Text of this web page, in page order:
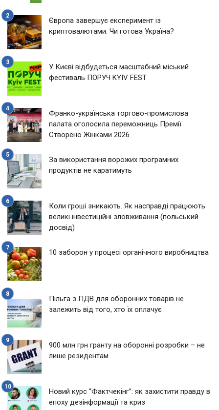
Європа завершує експеримент із
криптовалютами. Чи готова Україна?
У Києві відбудеться масштабний міський
фестиваль ПОРУЧ KYIV FEST
Франко-українська торгово-промислова
палата оголосила переможниць Премії
Створено Жінками 2026
За використання ворожих програмних
продуктів не каратимуть
Коли гроші зникають. Як насправді працюють
великі інвестиційні зловживання (польський
досвід)
10 заборон у процесі органічного виробництва
Пільга з ПДВ для оборонних товарів не
залежить від того, хто їх оплачує
900 млн грн гранту на оборонні розробки – не
лише резидентам
Новий курс “Фактчекінг”: як захистити правду в
епоху дезінформації та криз